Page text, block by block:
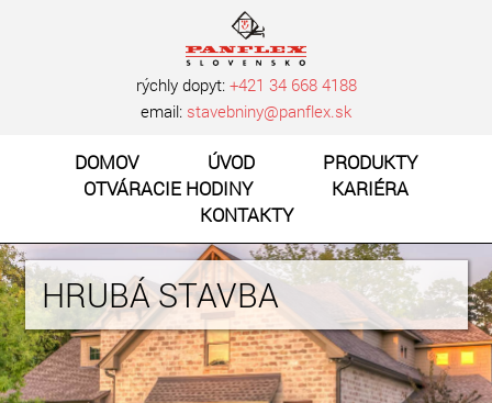
rýchly dopyt: +421 34 668 4188
email: stavebniny@panflex.sk
DOMOV ÚVOD
PRODUKTY
OTVÁRACIE HODINY
KARIÉRA
KONTAKTY
HRUBÁ STAVBA